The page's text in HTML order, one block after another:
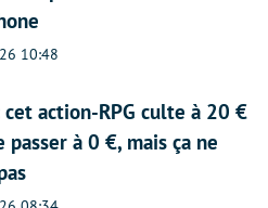
10:48
cet action-RPG culte à 20 €
passer à 0 €, mais ça ne